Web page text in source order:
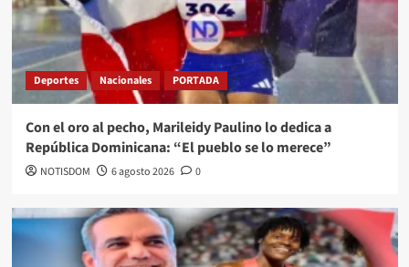
Deportes Nacionales PORTADA
Con el oro al pecho, Marileidy Paulino lo dedica a
República Dominicana: “El pueblo se lo merece”
NOTISDOM 6 agosto 2026 0